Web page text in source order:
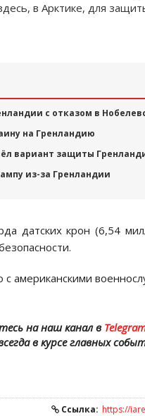
в Арктике, для
с отказом в
на Гренландию
вариант защиты
из-за Гренландии
датских крон (6,54
американскими
на наш канал в
в курсе главных
Ссылка: https://